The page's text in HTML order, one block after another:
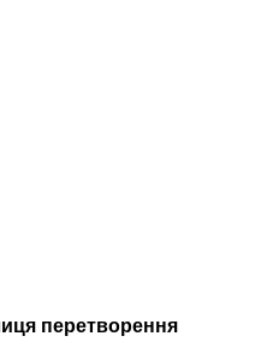
перетворення